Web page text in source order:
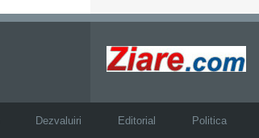
Dezvaluiri Editorial Politica